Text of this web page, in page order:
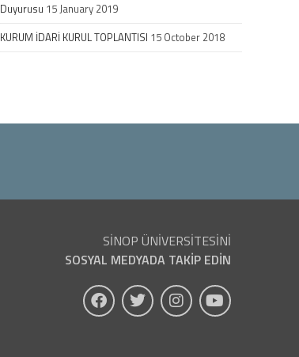
Duyurusu 15 January 2019
KURUM İDARİ KURUL TOPLANTISI 15 October 2018
SİNOP ÜNİVERSİTESİNİ
SOSYAL MEDYADA TAKİP EDİN
(yeni sekmede açılır)
(yeni sekmede açılır)
(yeni sekmede
(yeni